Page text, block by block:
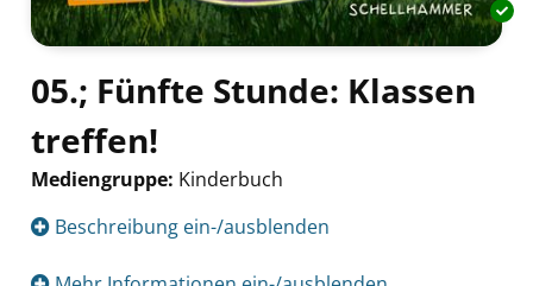
05.; Fünfte Stunde: Klassen
treffen!
Mediengruppe: Kinderbuch
Beschreibung ein-/ausblenden